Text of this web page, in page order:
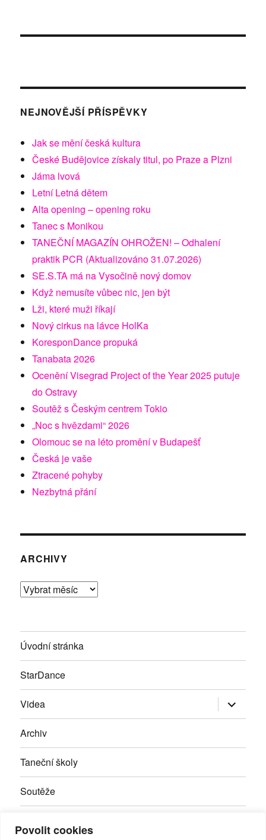
Povolit cookies
NEJNOVĚJŠÍ PŘÍSPĚVKY
Jak se mění česká kultura
České Budějovice získaly titul, po Praze a Plzni
Jáma lvová
Letní Letná dětem
Alta opening – opening roku
Tanec s Monikou
TANEČNÍ MAGAZÍN OHROŽEN! – Odhalení
praktik PCR (Aktualizováno 31.07.2026)
SE.S.TA má na Vysočině nový domov
Když nemusíte vůbec nic, jen být
Lži, které muži říkají
Nový cirkus na lávce HolKa
KoresponDance propuká
Tanabata 2026
Ocenění Visegrad Project of the Year 2025 putuje
do Ostravy
Soutěž s Českým centrem Tokio
„Noc s hvězdami“ 2026
Olomouc se na léto promění v Budapešť
Česká je vaše
Ztracené pohyby
Nezbytná přání
ARCHIVY
Archivy
Úvodní stránka
StarDance
Videa Zobrazit
položky
Archiv
Taneční školy
Soutěže